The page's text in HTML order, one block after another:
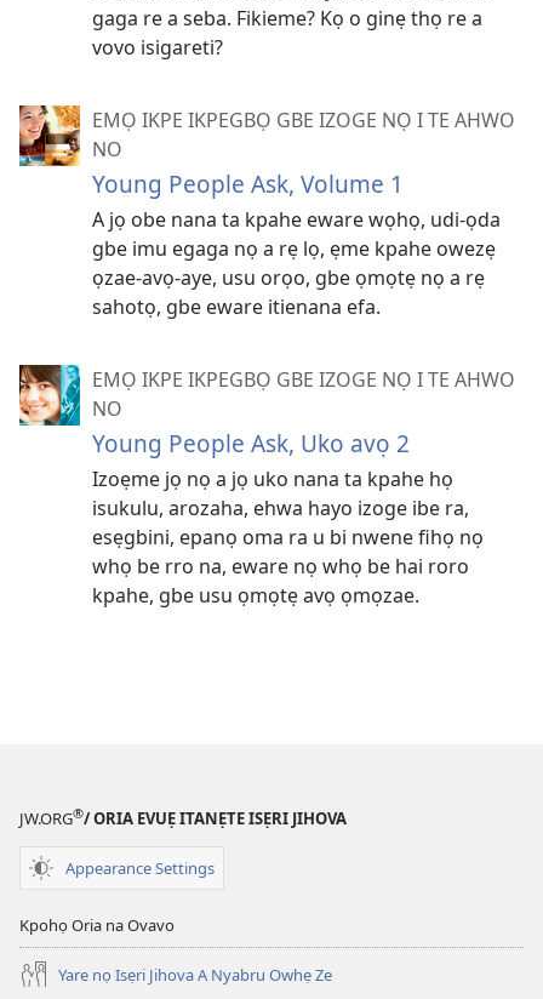
gaga re a seba. Fikieme? Kọ o ginẹ thọ re a
vovo isigareti?
EMỌ IKPE IKPEGBỌ GBE IZOGE NỌ I TE AHWO
NO
Young People Ask, Volume 1
A jọ obe nana ta kpahe eware wọhọ, udi-ọda
gbe imu egaga nọ a rẹ lọ, ẹme kpahe owezẹ
ọzae-avọ-aye, usu orọo, gbe ọmọtẹ nọ a rẹ
sahotọ, gbe eware itienana efa.
EMỌ IKPE IKPEGBỌ GBE IZOGE NỌ I TE AHWO
NO
Young People Ask, Uko avọ 2
Izoẹme jọ nọ a jọ uko nana ta kpahe họ
isukulu, arozaha, ehwa hayo izoge ibe ra,
esẹgbini, epanọ oma ra u bi nwene fihọ nọ
whọ be rro na, eware nọ whọ be hai roro
kpahe, gbe usu ọmọtẹ avọ ọmọzae.
JW.ORG®/ ORIA EVUẸ ITANẸTE ISẸRI JIHOVA
Appearance Settings
Kpohọ Oria na Ovavo
Yare nọ Isẹri Jihova A Nyabru Owhẹ Ze